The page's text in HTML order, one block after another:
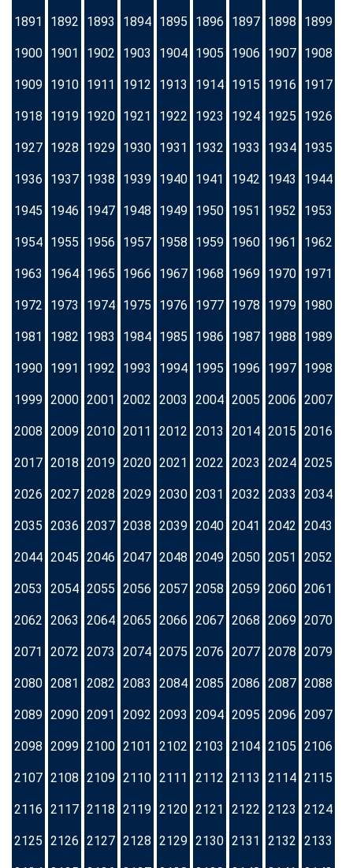
1891 1892 1893 1894 1895 1896 1897 1898 1899
1900 1901 1902 1903 1904 1905 1906 1907 1908
1909 1910 1911 1912 1913 1914 1915 1916 1917
1918 1919 1920 1921 1922 1923 1924 1925 1926
1927 1928 1929 1930 1931 1932 1933 1934 1935
1936 1937 1938 1939 1940 1941 1942 1943 1944
1945 1946 1947 1948 1949 1950 1951 1952 1953
1954 1955 1956 1957 1958 1959 1960 1961 1962
1963 1964 1965 1966 1967 1968 1969 1970 1971
1972 1973 1974 1975 1976 1977 1978 1979 1980
1981 1982 1983 1984 1985 1986 1987 1988 1989
1990 1991 1992 1993 1994 1995 1996 1997 1998
1999 2000 2001 2002 2003 2004 2005 2006 2007
2008 2009 2010 2011 2012 2013 2014 2015 2016
2017 2018 2019 2020 2021 2022 2023 2024 2025
2026 2027 2028 2029 2030 2031 2032 2033 2034
2035 2036 2037 2038 2039 2040 2041 2042 2043
2044 2045 2046 2047 2048 2049 2050 2051 2052
2053 2054 2055 2056 2057 2058 2059 2060 2061
2062 2063 2064 2065 2066 2067 2068 2069 2070
2071 2072 2073 2074 2075 2076 2077 2078 2079
2080 2081 2082 2083 2084 2085 2086 2087 2088
2089 2090 2091 2092 2093 2094 2095 2096 2097
2098 2099 2100 2101 2102 2103 2104 2105 2106
2107 2108 2109 2110 2111 2112 2113 2114 2115
2116 2117 2118 2119 2120 2121 2122 2123 2124
2125 2126 2127 2128 2129 2130 2131 2132 2133